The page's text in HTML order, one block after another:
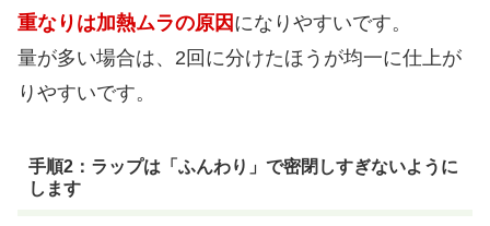
重なりは加熱ムラの原因 になりやすいです。
量が多い場合は、2回に分けたほうが均一に仕上が
りやすいです。
手順2：ラップは「ふんわり」で密閉しすぎないように
します